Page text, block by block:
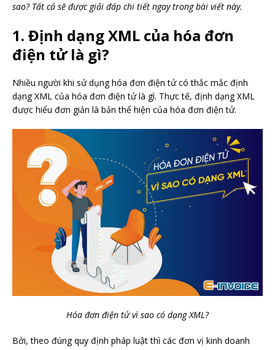
sao? Tất cả sẽ được giải đáp chi tiết ngay trong bài viết này.
1. Định dạng XML của hóa đơn
điện tử là gì?
Nhiều người khi sử dụng hóa đơn điện tử có thắc mắc định
dạng XML của hóa đơn điện tử là gì. Thực tế, định dạng XML
được hiểu đơn giản là bản thể hiện của hóa đơn điện tử.
Hóa đơn điện tử vì sao có dạng XML?
Bởi, theo đúng quy định pháp luật thì các đơn vị kinh doanh